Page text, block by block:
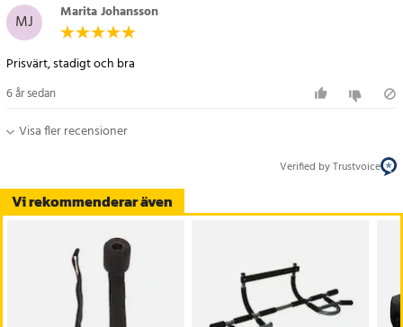
Vi rekommenderar även
MJ Marita Johansson
Prisvärt, stadigt och bra
6 år sedan
Visa fler recensioner
Verified by Trustvoice